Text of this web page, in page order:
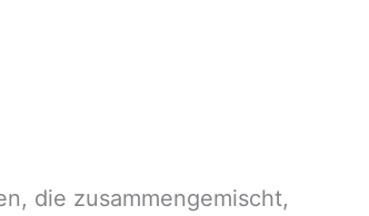
die zusammengemischt,